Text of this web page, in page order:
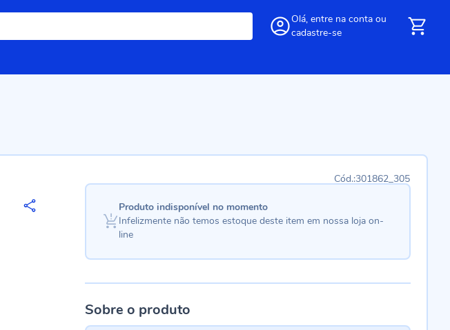
Olá, entre na conta ou
cadastre-se
301862_305
Produto indisponível no momento
Infelizmente não temos estoque deste item em nossa loja on-
line
Sobre o produto